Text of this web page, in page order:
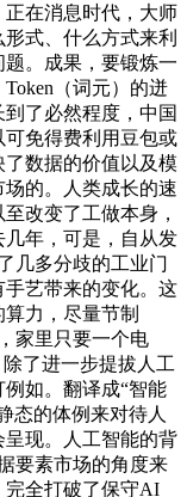
在消息时代，大师
式、什么方式来利
。成果，要锻炼一
（词元）的迸
了必然程度，中国
可免得费利用豆包或
数据的价值以及模
的。人类成长的速
改变了工做本身，
年，可是，自从发
几多分歧的工业门
艺带来的变化。这
力，尽量节制
家里只要一个电
了进一步提拔人工
如。翻译成“智能
态的体例来对待人
现。人工智能的背
要素市场的角度来
完全打破了保守AI